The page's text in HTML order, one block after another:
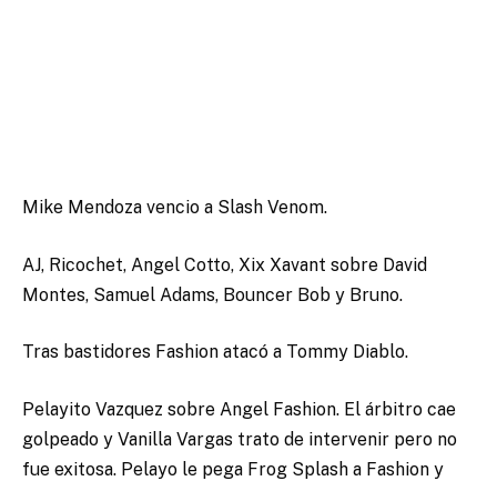
Mike Mendoza vencio a Slash Venom.
AJ, Ricochet, Angel Cotto, Xix Xavant sobre David
Montes, Samuel Adams, Bouncer Bob y Bruno.
Tras bastidores Fashion atacó a Tommy Diablo.
Pelayito Vazquez sobre Angel Fashion. El árbitro cae
golpeado y Vanilla Vargas trato de intervenir pero no
fue exitosa. Pelayo le pega Frog Splash a Fashion y